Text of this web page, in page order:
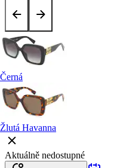
Černá
Žlutá Havanna
Aktuálně nedostupné